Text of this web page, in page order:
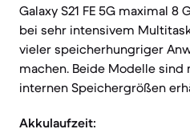
Galaxy S21 FE 5G maximal 8
bei sehr intensivem
vieler speicherhungriger
machen. Beide Modelle
internen Speichergrößen
Akkulaufzeit: